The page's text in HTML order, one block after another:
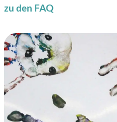
zu den FAQ